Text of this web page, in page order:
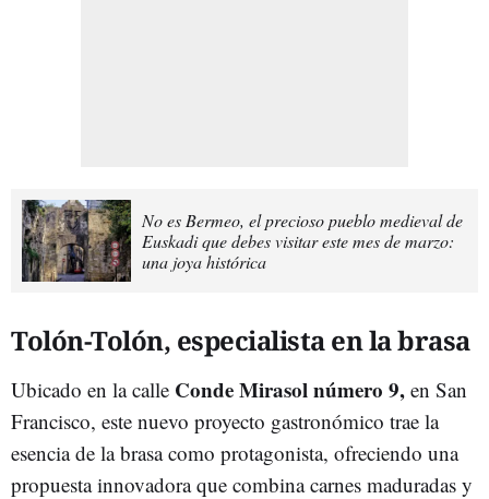
No es Bermeo, el precioso pueblo medieval de
Euskadi que debes visitar este mes de marzo:
una joya histórica
Tolón-Tolón, especialista en la brasa
Ubicado en la calle Conde Mirasol número 9, en San
Francisco, este nuevo proyecto gastronómico trae la
esencia de la brasa como protagonista, ofreciendo una
propuesta innovadora que combina carnes maduradas y